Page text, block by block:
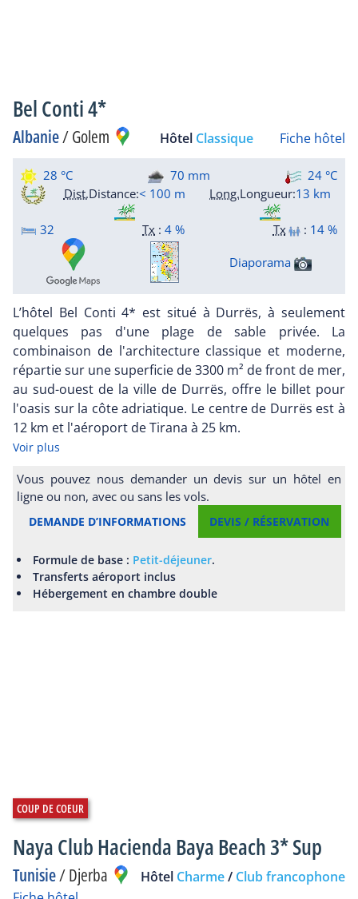
Bel Conti 4*
Albanie/Golem Hôtel Classique Fiche hôtel
28 °C 70 mm
24 °C
Dist.Distance:< 100 m Long.Longueur:13 km
32 Tx :4 % Tx : 14 %
Diaporama
L’hôtel Bel Conti 4* est situé à Durrës, à seulement
quelques pas d'une plage de sable privée. La
combinaison de l'architecture classique et moderne,
répartie sur une superficie de 3300 m² de front de mer,
au sud-ouest de la ville de Durrës, offre le billet pour
l'oasis sur la côte adriatique. Le centre de Durrës est à
12 km et l'aéroport de Tirana à 25 km.
Voir plus
Vous pouvez nous demander un devis sur un hôtel en
ligne ou non, avec ou sans les vols.
DEMANDE D’INFORMATIONS DEVIS / RÉSERVATION
Formule de base : Petit-déjeuner.
Transferts aéroport inclus
Hébergement en chambre double
Naya Club Hacienda Baya Beach 3* Sup
Tunisie/Djerba Hôtel Charme/ Club francophone